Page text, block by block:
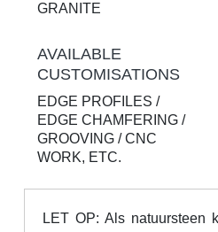
GRANITE
AVAILABLE
CUSTOMISATIONS
EDGE PROFILES /
EDGE CHAMFERING /
GROOVING / CNC
WORK, ETC.
LET OP: Als natuursteen